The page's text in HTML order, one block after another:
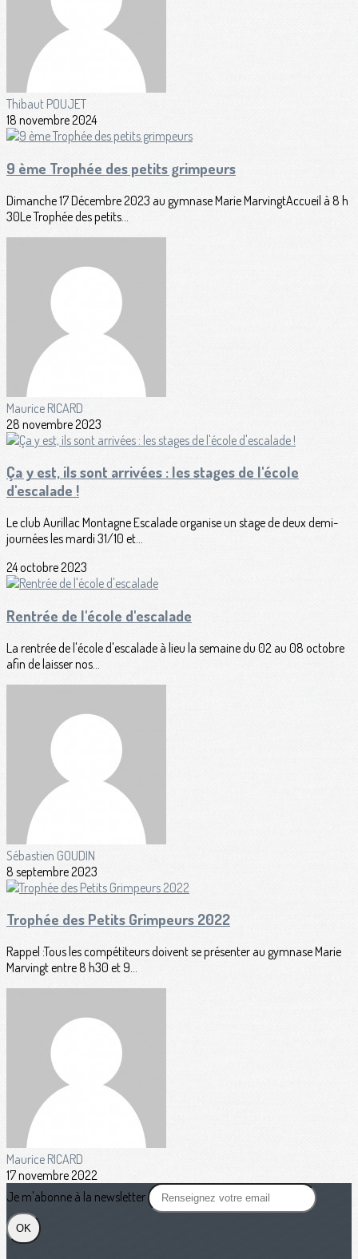
Thibaut POUJET
18 novembre 2024
9 ème Trophée des petits grimpeurs
Dimanche 17 Décembre 2023 au gymnase Marie MarvingtAccueil à 8 h
30Le Trophée des petits...
Maurice RICARD
28 novembre 2023
Ça y est, ils sont arrivées : les stages de l'école
d'escalade !
Le club Aurillac Montagne Escalade organise un stage de deux demi-
journées les mardi 31/10 et...
24 octobre 2023
Rentrée de l'école d'escalade
La rentrée de l'école d'escalade à lieu la semaine du 02 au 08 octobre
afin de laisser nos...
Sébastien GOUDIN
8 septembre 2023
Trophée des Petits Grimpeurs 2022
Rappel :Tous les compétiteurs doivent se présenter au gymnase Marie
Marvingt entre 8 h30 et 9...
Maurice RICARD
17 novembre 2022
Je m'abonne à la newsletter
OK